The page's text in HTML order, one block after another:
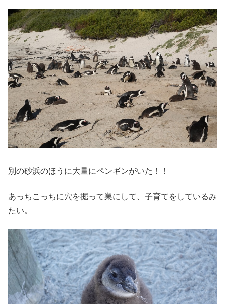
別の砂浜のほうに大量にペンギンがいた！！
あっちこっちに穴を掘って巣にして、子育てをしているみ
たい。